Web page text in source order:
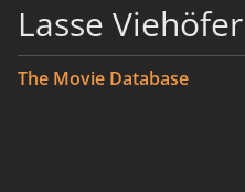
Lasse Viehöfer
The Movie Database